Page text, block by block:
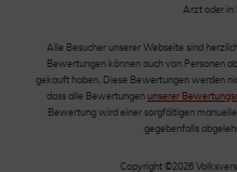
Arzt oder in
Alle Besucher unserer Webseite sind
Bewertungen können auch von Personen
gekauft haben. Diese Bewertungen werden
dass alle Bewertungen unserer
Bewertung wird einer sorgfältigen
gegebenfalls
Copyright ©2026